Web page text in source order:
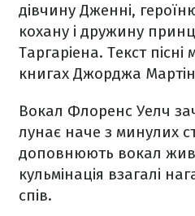
дівчину Дженні,
кохану і дружину
Таргаріена. Текст
книгах Джорджа
Вокал Флоренс Уелч
лунає наче з минулих
доповнюють вокал
кульмінація взагалі
спів.